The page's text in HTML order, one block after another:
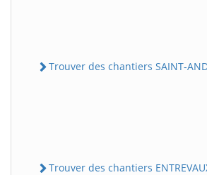
Trouver des chantiers SAINT-
Trouver des chantiers